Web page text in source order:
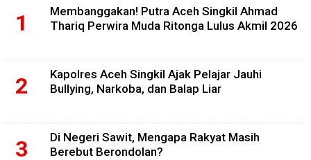
Membanggakan! Putra Aceh Singkil Ahmad
Thariq Perwira Muda Ritonga Lulus Akmil 2026
Kapolres Aceh Singkil Ajak Pelajar Jauhi
Bullying, Narkoba, dan Balap Liar
Di Negeri Sawit, Mengapa Rakyat Masih
Berebut Berondolan?